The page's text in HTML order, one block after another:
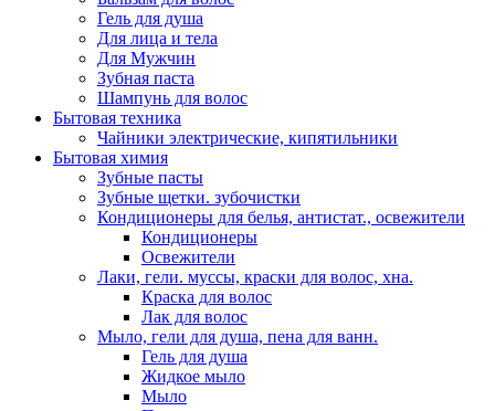
Гель для душа
Для лица и тела
Для Мужчин
Зубная паста
Шампунь для волос
Бытовая техника
Чайники электрические, кипятильники
Бытовая химия
Зубные пасты
Зубные щетки. зубочистки
Кондиционеры для белья, антистат., освежители
Кондиционеры
Освежители
Лаки, гели. муссы, краски для волос, хна.
Краска для волос
Лак для волос
Мыло, гели для душа, пена для ванн.
Гель для душа
Жидкое мыло
Мыло